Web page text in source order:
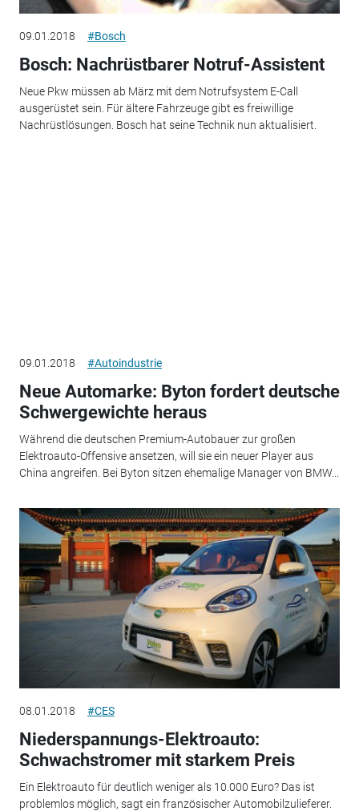
09.01.2018 #Bosch
Bosch: Nachrüstbarer Notruf-Assistent
Neue Pkw müssen ab März mit dem Notrufsystem E-Call
ausgerüstet sein. Für ältere Fahrzeuge gibt es freiwillige
Nachrüstlösungen. Bosch hat seine Technik nun aktualisiert.
09.01.2018 #Autoindustrie
Neue Automarke: Byton fordert deutsche
Schwergewichte heraus
Während die deutschen Premium-Autobauer zur großen
Elektroauto-Offensive ansetzen, will sie ein neuer Player aus
China angreifen. Bei Byton sitzen ehemalige Manager von BMW...
08.01.2018 #CES
Niederspannungs-Elektroauto:
Schwachstromer mit starkem Preis
Ein Elektroauto für deutlich weniger als 10.000 Euro? Das ist
problemlos möglich, sagt ein französischer Automobilzulieferer.